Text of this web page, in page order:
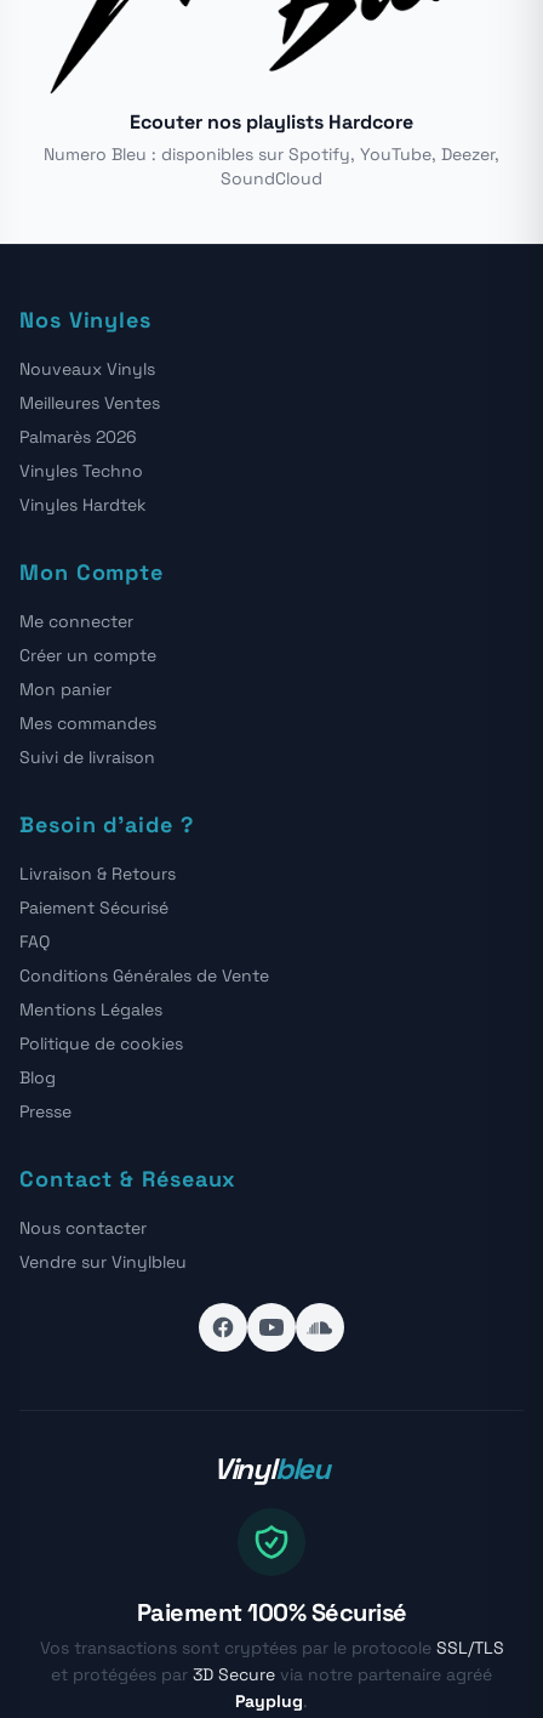
Ecouter nos playlists Hardcore
Numero Bleu : disponibles sur Spotify, YouTube, Deezer,
SoundCloud
Nos Vinyles
Nouveaux Vinyls
Meilleures Ventes
Palmarès 2026
Vinyles Techno
Vinyles Hardtek
Mon Compte
Me connecter
Créer un compte
Mon panier
Mes commandes
Suivi de livraison
Besoin d'aide ?
Livraison & Retours
Paiement Sécurisé
FAQ
Conditions Générales de Vente
Mentions Légales
Politique de cookies
Blog
Presse
Contact & Réseaux
Nous contacter
Vendre sur Vinylbleu
Vinylbleu
Paiement 100% Sécurisé
Vos transactions sont cryptées par le protocole SSL/TLS
et protégées par 3D Secure via notre partenaire agréé
Payplug.